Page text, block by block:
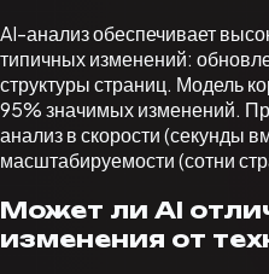
AI-анализ обеспечивает
типичных изменений:
структуры страниц. Модель
95% значимых изменений.
анализ в скорости (секунды
масштабируемости (сотни
Может ли AI
изменения от